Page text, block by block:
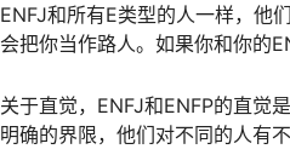
ENFJ和所有E类型的人一样，他
会把你当作路人。如果你和你的
关于直觉，ENFJ和ENFP的直觉
明确的界限，他们对不同的人有